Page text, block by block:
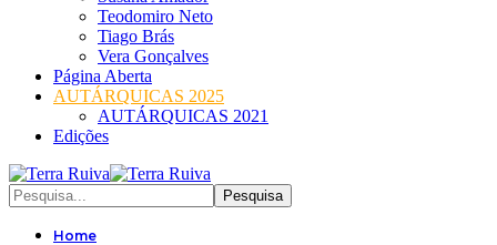
Teodomiro Neto
Tiago Brás
Vera Gonçalves
Página Aberta
AUTÁRQUICAS 2025
AUTÁRQUICAS 2021
Edições
Home